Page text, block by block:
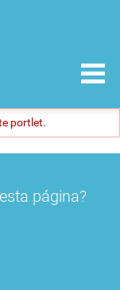
portlet.
página?